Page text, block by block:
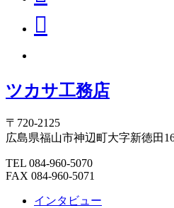
ツカサ工務店
〒720-2125
広島県福山市神辺町大字新徳田
TEL 084-960-5070
FAX 084-960-5071
インタビュー